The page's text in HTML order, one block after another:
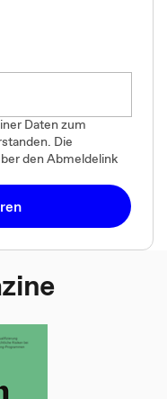
Daten zum
Die
den Abmeldelink